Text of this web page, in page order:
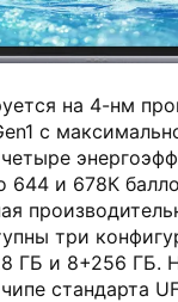
на 4-нм
с
644 и 678К
три
ГБ и 8+256 ГБ.
стандарта